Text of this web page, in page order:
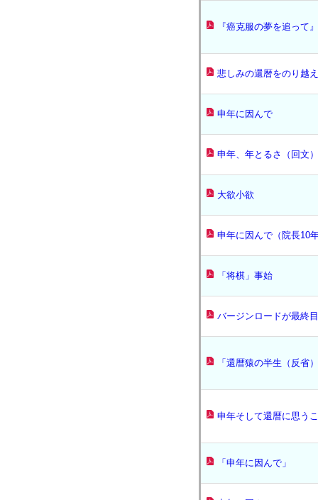
『癌克服の夢を追って』
悲しみの還暦をのり越
申年に因んで
申年、年とるさ（回文）
大欲小欲
申年に因んで（院長10
「将棋」事始
バージンロードが最終
「還暦猿の半生（反省
申年そして還暦に思う
「申年に因んで」